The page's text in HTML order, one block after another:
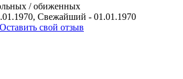
/обиженных
Свежайший - 01.01.1970
Оставить свой отзыв